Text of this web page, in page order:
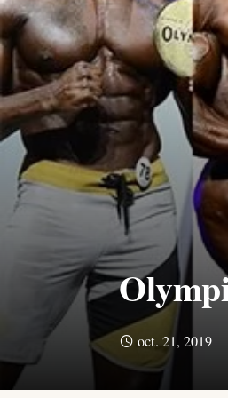
oct. 21, 2019